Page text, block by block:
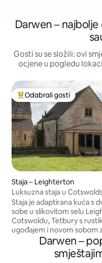
Darwen –
Gosti su se složili: ovi
ocjene u pogledu
Među najviše rangiranima
Odabrali gosti
Staja – Leighterton
Luksuzna staja u
spa sadržajima
Staja je adaptirana kuća s
sobe u slikovitom selu
Cotswoldu, Tetbury s
ugođajem i novom sobom
ima dvije velike spavaće
kupaonicama, a jedna ima
kadu. Svaka spavaća soba
Darwen –